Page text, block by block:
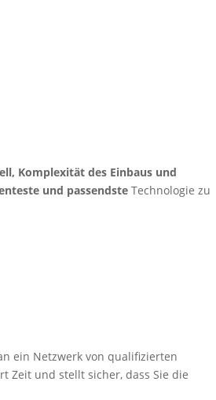
Komplexität des Einbaus und
und passendste Technologie zu
ein Netzwerk von qualifizierten
Zeit und stellt sicher, dass Sie die